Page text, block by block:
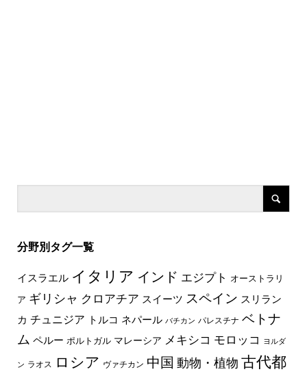
分野別タグ一覧
イスラエル イタリア インド エジプト オーストラリ
ア ギリシャ クロアチア スイーツ スペイン スリラン
カ チュニジア トルコ ネパール バチカン パレスチナ ベトナ
ム ペルー ポルトガル マレーシア メキシコ モロッコ ヨルダ
ン ラオス ロシア ヴァチカン 中国 動物・植物 古代都